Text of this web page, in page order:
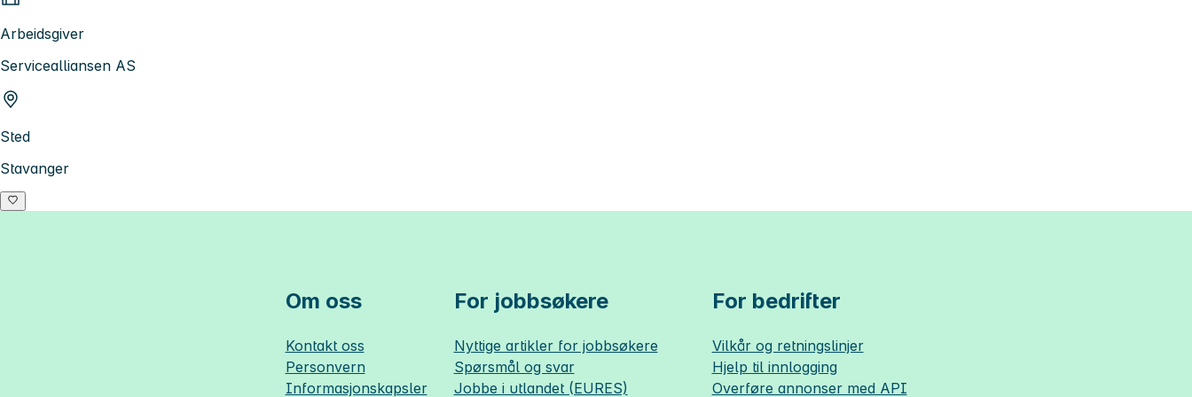
Arbeidsgiver
Servicealliansen AS
Sted
Stavanger
Om oss
Kontakt oss
Personvern
Informasjonskapsler
For jobbsøkere
Nyttige artikler for jobbsøkere
Spørsmål og svar
Jobbe i utlandet (EURES)
For bedrifter
Vilkår og retningslinjer
Hjelp til innlogging
Overføre annonser med API